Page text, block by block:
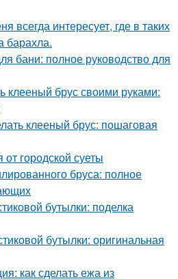
всегда интересует, где в таких
барахла.
бани: полное руководство для
клееный брус своими руками:
клееный брус: пошаговая
городской суеты
бруса: полное
бутылки: поделка
бутылки: оригинальная
как сделать ежа из